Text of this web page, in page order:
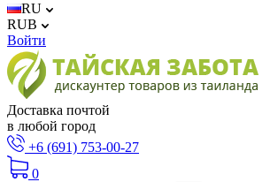
RU
RUB
Войти
Доставка почтой
в любой город
+6 (691) 753-00-27
0